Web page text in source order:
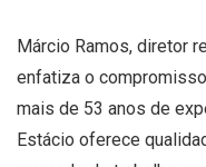
Márcio Ramos, diretor
enfatiza o
mais de 53 anos de
Estácio oferece